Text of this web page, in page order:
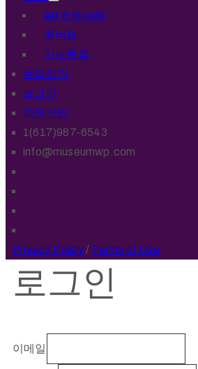
Art & Goods
멤버쉽
기부문의
문의하기
로그인
회원가입
1(617)987-6543
info@museumwp.com
Privacy Policy/ Terms of Use
로그인
이메일